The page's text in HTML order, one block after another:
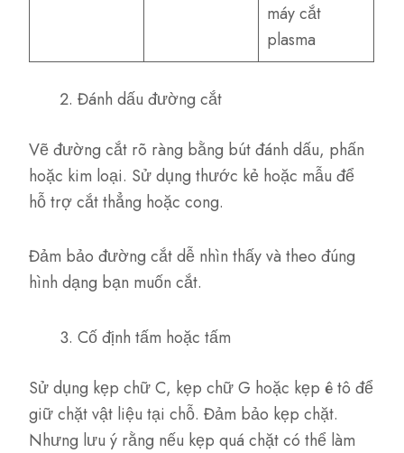
máy cắt
plasma
Đánh dấu đường cắt
Vẽ đường cắt rõ ràng bằng bút đánh dấu, phấn
hoặc kim loại. Sử dụng thước kẻ hoặc mẫu để
hỗ trợ cắt thẳng hoặc cong.
Đảm bảo đường cắt dễ nhìn thấy và theo đúng
hình dạng bạn muốn cắt.
Cố định tấm hoặc tấm
Sử dụng kẹp chữ C, kẹp chữ G hoặc kẹp ê tô để
giữ chặt vật liệu tại chỗ. Đảm bảo kẹp chặt.
Nhưng lưu ý rằng nếu kẹp quá chặt có thể làm